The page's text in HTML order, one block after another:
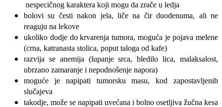
nespecičnog karaktera koji mogu da zrače u ledja
bolovi su česti nakon jela, liče na čir duodenuma, ali ne
reaguju na lekove
ukoliko dodje do krvarenja tumora, moguća je pojava melene
(crna, katranasta stolica, poput taloga od kafe)
razvija se anemija (lupanje srca, bledilo lica, malaksalost,
ubrzano zamaranje i nepodnošenje napora)
moguće je napipati tumorsku masu, kod zapostavljenih
slučajeva
takodje, može se napipati uvećana i bolno osetljiva žučna kesa